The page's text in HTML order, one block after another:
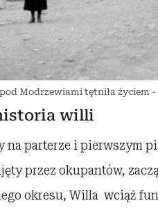
Modrzewiami tętniła
willi
na parterze i pierwszym
przez okupantów,
okresu, Willa wciąż